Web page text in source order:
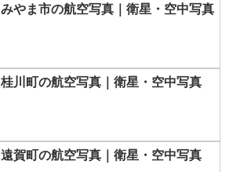
みやま市の航空写真｜衛星・空中写真
桂川町の航空写真｜衛星・空中写真
遠賀町の航空写真｜衛星・空中写真